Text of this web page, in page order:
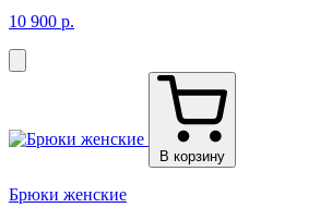
10 900 р.
В корзину
Брюки женские